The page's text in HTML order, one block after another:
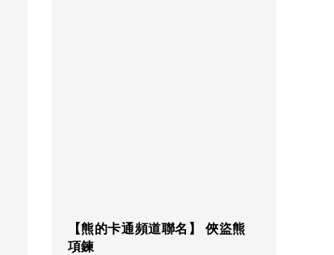
【熊的卡通頻道聯名】 俠盜熊
項鍊